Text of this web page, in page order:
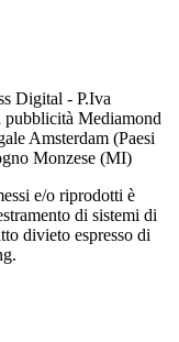
Digital - P.Iva
Mediamond
Amsterdam (Paesi
Monzese (MI)
e/o riprodotti è
di sistemi di
divieto espresso di